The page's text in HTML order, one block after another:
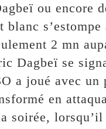
ou encore
2 mn
Dagbeï se
a joué avec
en
soirée,